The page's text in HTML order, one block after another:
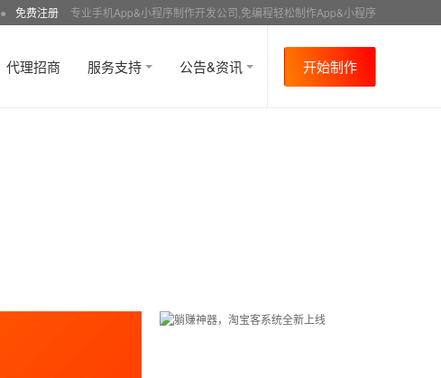
● 免费注册 专业手机App&小程序制作开发公司,免编程轻松制作App&小程序
代理招商 服务支持 公告&资讯 开始制作